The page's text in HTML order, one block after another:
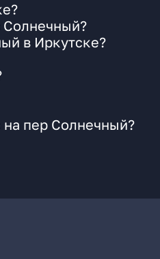
Солнечный?
в Иркутске?
пер Солнечный?